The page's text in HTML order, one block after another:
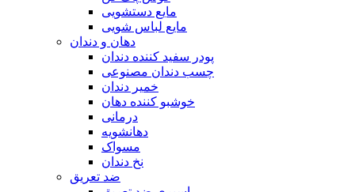
مایع دستشویی
مایع لباس شویی
دهان و دندان
پودر سفید کننده دندان
چسب دندان مصنوعی
خمیر دندان
خوشبو کننده دهان
درمانی
دهانشویه
مسواک
نخ دندان
ضد تعریق